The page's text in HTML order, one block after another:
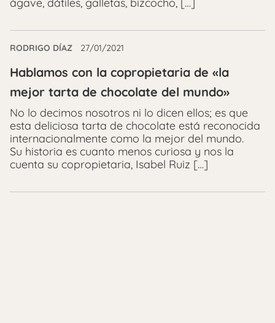
RODRIGO DÍAZ 27/01/2021
Hablamos con la copropietaria de «la
mejor tarta de chocolate del mundo»
No lo decimos nosotros ni lo dicen ellos; es que
esta deliciosa tarta de chocolate está reconocida
internacionalmente como la mejor del mundo.
Su historia es cuanto menos curiosa y nos la
cuenta su copropietaria, Isabel Ruiz […]